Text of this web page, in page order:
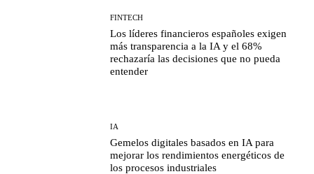
FINTECH
Los líderes financieros españoles exigen
más transparencia a la IA y el 68%
rechazaría las decisiones que no pueda
entender
IA
Gemelos digitales basados en IA para
mejorar los rendimientos energéticos de
los procesos industriales